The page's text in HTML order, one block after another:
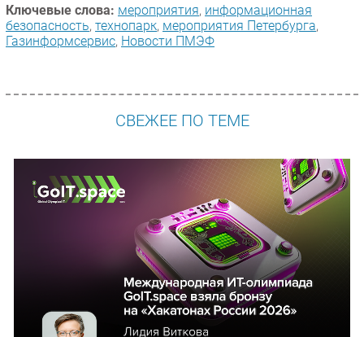
Ключевые слова: мероприятия, информационная
безопасность, технопарк, мероприятия Петербурга,
Газинформсервис, Новости ПМЭФ
СВЕЖЕЕ ПО ТЕМЕ